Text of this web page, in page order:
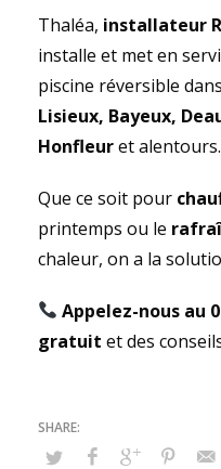
Thaléa, installateur
installe et met en
piscine réversible
Lisieux, Bayeux,
Honfleuret alentours.
Que ce soit pour
printemps ou le
chaleur, on a la
Appelez-nous au
gratuit et des